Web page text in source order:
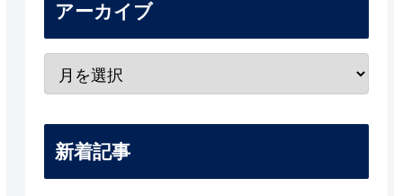
アーカイブ
新着記事